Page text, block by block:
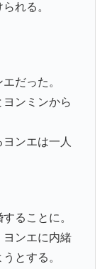
れる。
だった。
ンミンから
ンエは一人
ることに。
ヨンエに内緒
とする。